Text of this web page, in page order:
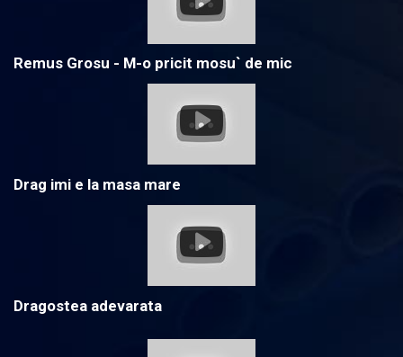
Remus Grosu - M-o pricit mosu` de mic
Drag imi e la masa mare
Dragostea adevarata